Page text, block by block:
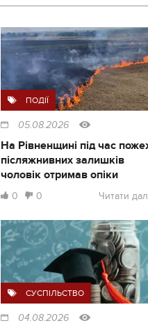
ПОДІЇ
05.08.2026
На Рівненщині під час
післяжнивних залишків
чоловік отримав опіки
0 0 Читати
СУСПІЛЬСТВО
04.08.2026